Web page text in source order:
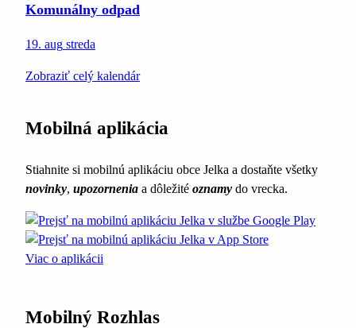
Komunálny odpad
19. aug streda
Zobraziť celý kalendár
Mobilná aplikácia
Stiahnite si mobilnú aplikáciu obce Jelka a dostaňte všetky
novinky, upozornenia a dôležité oznamy do vrecka.
Viac o aplikácii
Mobilný Rozhlas